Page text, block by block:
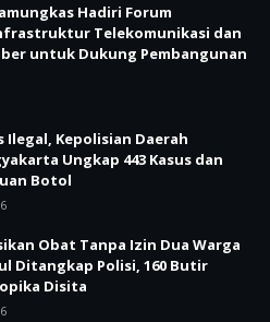
Hadiri Forum
Telekomunikasi dan
untuk Dukung Pembangunan
Ilegal, Kepolisian Daerah
Ungkap 443 Kasus dan
Botol
Obat Tanpa Izin Dua Warga
Ditangkap Polisi, 160 Butir
Disita